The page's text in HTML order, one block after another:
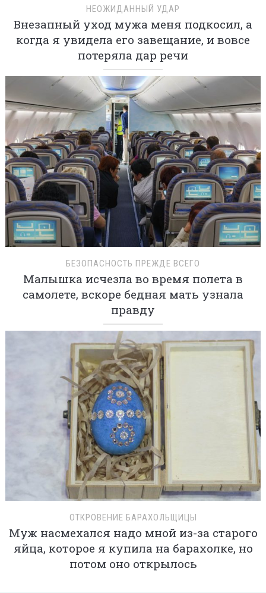
НЕОЖИДАННЫЙ УДАР
Внезапный уход мужа меня подкосил, а
когда я увидела его завещание, и вовсе
потеряла дар речи
БЕЗОПАСНОСТЬ ПРЕЖДЕ ВСЕГО
Малышка исчезла во время полета в
самолете, вскоре бедная мать узнала
правду
ОТКРОВЕНИЕ БАРАХОЛЬЩИЦЫ
Муж насмехался надо мной из-за старого
яйца, которое я купила на барахолке, но
потом оно открылось